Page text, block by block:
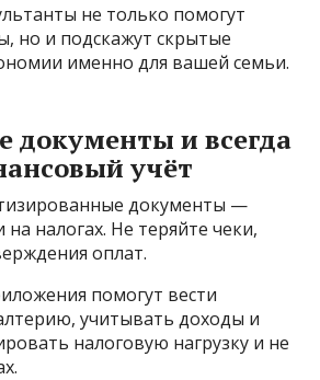
не только помогут
но и подскажут скрытые
именно для вашей семьи.
документы и всегда
учёт
документы —
налогах. Не теряйте чеки,
оплат.
помогут вести
учитывать доходы и
налоговую нагрузку и не